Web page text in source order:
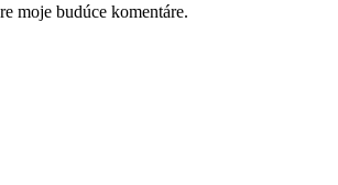
moje budúce komentáre.